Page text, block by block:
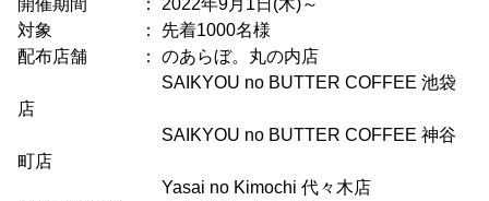
開催期間 ： 2022年9月1日(木)～
対象 ： 先着1000名様
配布店舗 ： のあらぼ。丸の内店
SAIKYOU no BUTTER COFFEE 池袋
店
SAIKYOU no BUTTER COFFEE 神谷
町店
Yasai no Kimochi 代々木店